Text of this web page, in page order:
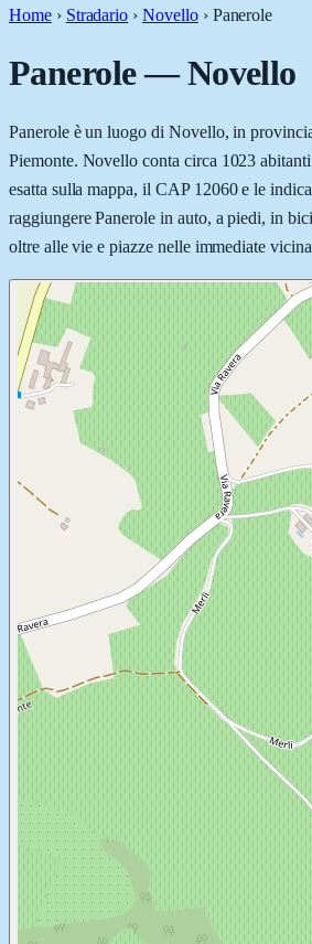
Home › Stradario › Novello › Panerole
Panerole—Novello
Panerole è un luogo di Novello, in
Piemonte. Novello conta circa 1023
esatta sulla mappa, il CAP 12060 e le
raggiungere Panerole in auto, a piedi, in
oltre alle vie e piazze nelle immediate